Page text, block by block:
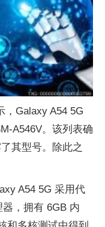
，Galaxy A54 5G
A546V。该列表确
其型号。除此之
A54 5G 采用代
，拥有 6GB 内